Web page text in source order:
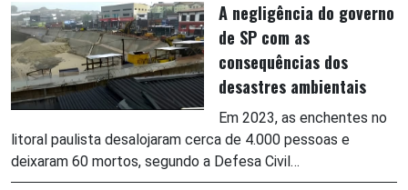
A negligência do governo
de SP com as
consequências dos
desastres ambientais
Em 2023, as enchentes no
litoral paulista desalojaram cerca de 4.000 pessoas e
deixaram 60 mortos, segundo a Defesa Civil…